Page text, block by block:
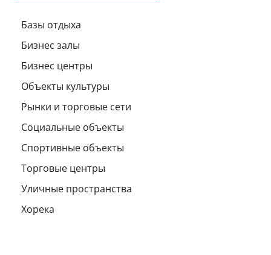
Базы отдыха
Бизнес залы
Бизнес центры
Объекты культуры
Рынки и торговые сети
Социальные объекты
Спортивные объекты
Торговые центры
Уличные пространства
Хорека